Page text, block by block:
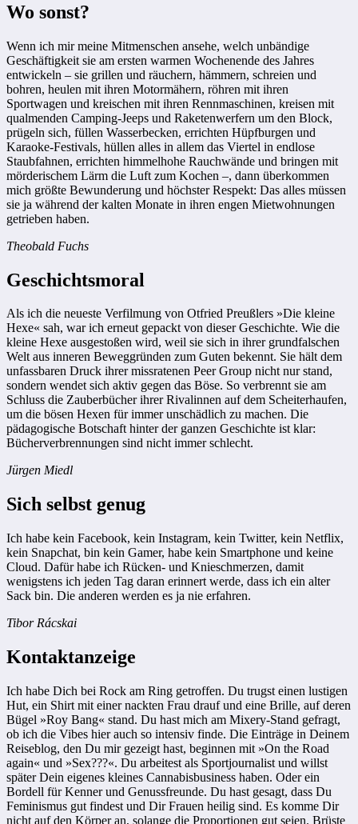
Wo sonst?
Wenn ich mir meine Mitmenschen ansehe, welch unbändige
Geschäftigkeit sie am ersten warmen Wochenende des Jahres
entwickeln – sie grillen und räuchern, hämmern, schreien und
bohren, heulen mit ihren Motormähern, röhren mit ihren
Sportwagen und kreischen mit ihren Rennmaschinen, kreisen mit
qualmenden Camping-Jeeps und Raketenwerfern um den Block,
prügeln sich, füllen Wasserbecken, errichten Hüpfburgen und
Karaoke-Festivals, hüllen alles in allem das Viertel in endlose
Staubfahnen, errichten himmelhohe Rauchwände und bringen mit
mörderischem Lärm die Luft zum Kochen –, dann überkommen
mich größte Bewunderung und höchster Respekt: Das alles müssen
sie ja während der kalten Monate in ihren engen Mietwohnungen
getrieben haben.
Theobald Fuchs
Geschichtsmoral
Als ich die neueste Verfilmung von Otfried Preußlers »Die kleine
Hexe« sah, war ich erneut gepackt von dieser Geschichte. Wie die
kleine Hexe ausgestoßen wird, weil sie sich in ihrer grundfalschen
Welt aus inneren Beweggründen zum Guten bekennt. Sie hält dem
unfassbaren Druck ihrer missratenen Peer Group nicht nur stand,
sondern wendet sich aktiv gegen das Böse. So verbrennt sie am
Schluss die Zauberbücher ihrer Rivalinnen auf dem Scheiterhaufen,
um die bösen Hexen für immer unschädlich zu machen. Die
pädagogische Botschaft hinter der ganzen Geschichte ist klar:
Bücherverbrennungen sind nicht immer schlecht.
Jürgen Miedl
Sich selbst genug
Ich habe kein Facebook, kein Instagram, kein Twitter, kein Netflix,
kein Snapchat, bin kein Gamer, habe kein Smartphone und keine
Cloud. Dafür habe ich Rücken- und Knieschmerzen, damit
wenigstens ich jeden Tag daran erinnert werde, dass ich ein alter
Sack bin. Die anderen werden es ja nie erfahren.
Tibor Rácskai
Kontaktanzeige
Ich habe Dich bei Rock am Ring getroffen. Du trugst einen lustigen
Hut, ein Shirt mit einer nackten Frau drauf und eine Brille, auf deren
Bügel »Roy Bang« stand. Du hast mich am Mixery-Stand gefragt,
ob ich die Vibes hier auch so intensiv finde. Die Einträge in Deinem
Reiseblog, den Du mir gezeigt hast, beginnen mit »On the Road
again« und »Sex???«. Du arbeitest als Sportjournalist und willst
später Dein eigenes kleines Cannabisbusiness haben. Oder ein
Bordell für Kenner und Genussfreunde. Du hast gesagt, dass Du
Feminismus gut findest und Dir Frauen heilig sind. Es komme Dir
nicht auf den Körper an, solange die Proportionen gut seien. Brüste